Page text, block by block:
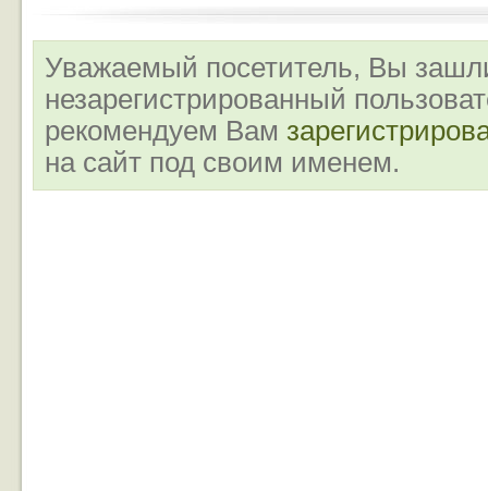
Уважаемый посетитель, Вы
незарегистрированный
рекомендуем Вам
на сайт под своим именем.